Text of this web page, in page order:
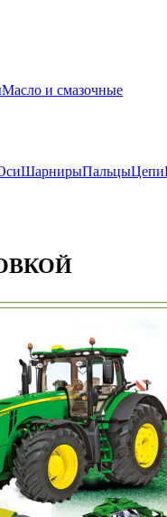
Масло и смазочные
ШарнирыПальцыЦепи